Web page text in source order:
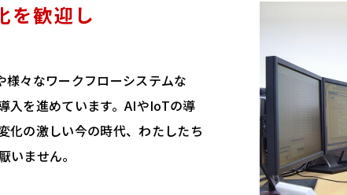
を歓迎し
々なワークフローシステムな
入を進めています。AIやIoTの導
化の激しい今の時代、わたしたち
いません。